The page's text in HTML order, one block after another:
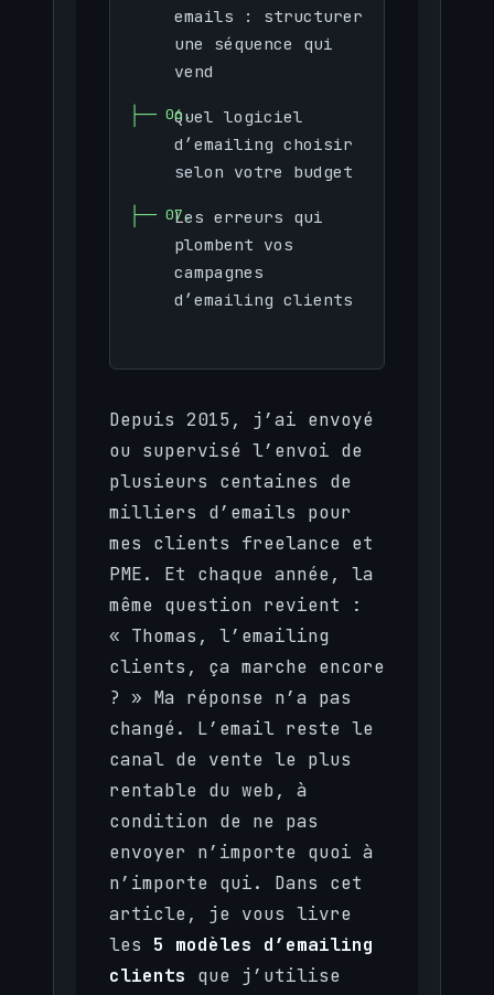
emails : structurer
une séquence qui
vend
Quel logiciel
d’emailing choisir
selon votre budget
Les erreurs qui
plombent vos
campagnes
d’emailing clients
Depuis 2015, j’ai envoyé
ou supervisé l’envoi de
plusieurs centaines de
milliers d’emails pour
mes clients freelance et
PME. Et chaque année, la
même question revient :
« Thomas, l’emailing
clients, ça marche encore
? » Ma réponse n’a pas
changé. L’email reste le
canal de vente le plus
rentable du web, à
condition de ne pas
envoyer n’importe quoi à
n’importe qui. Dans cet
article, je vous livre
les 5 modèles d’emailing
clients que j’utilise